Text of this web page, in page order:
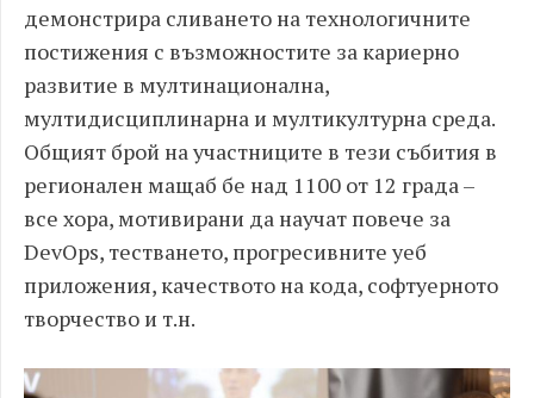
демонстрира сливането на технологичните
постижения с възможностите за кариерно
развитие в мултинационална,
мултидисциплинарна и мултикултурна среда.
Общият брой на участниците в тези събития в
регионален мащаб бе над 1100 от 12 града –
все хора, мотивирани да научат повече за
DevOps, тестването, прогресивните уеб
приложения, качеството на кода, софтуерното
творчество и т.н.